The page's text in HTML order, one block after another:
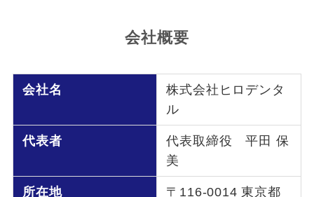
会社概要
会社名
株式会社ヒロデンタ
ル
代表者
代表取締役 平田 保
美
所在地
〒116-0014 東京都